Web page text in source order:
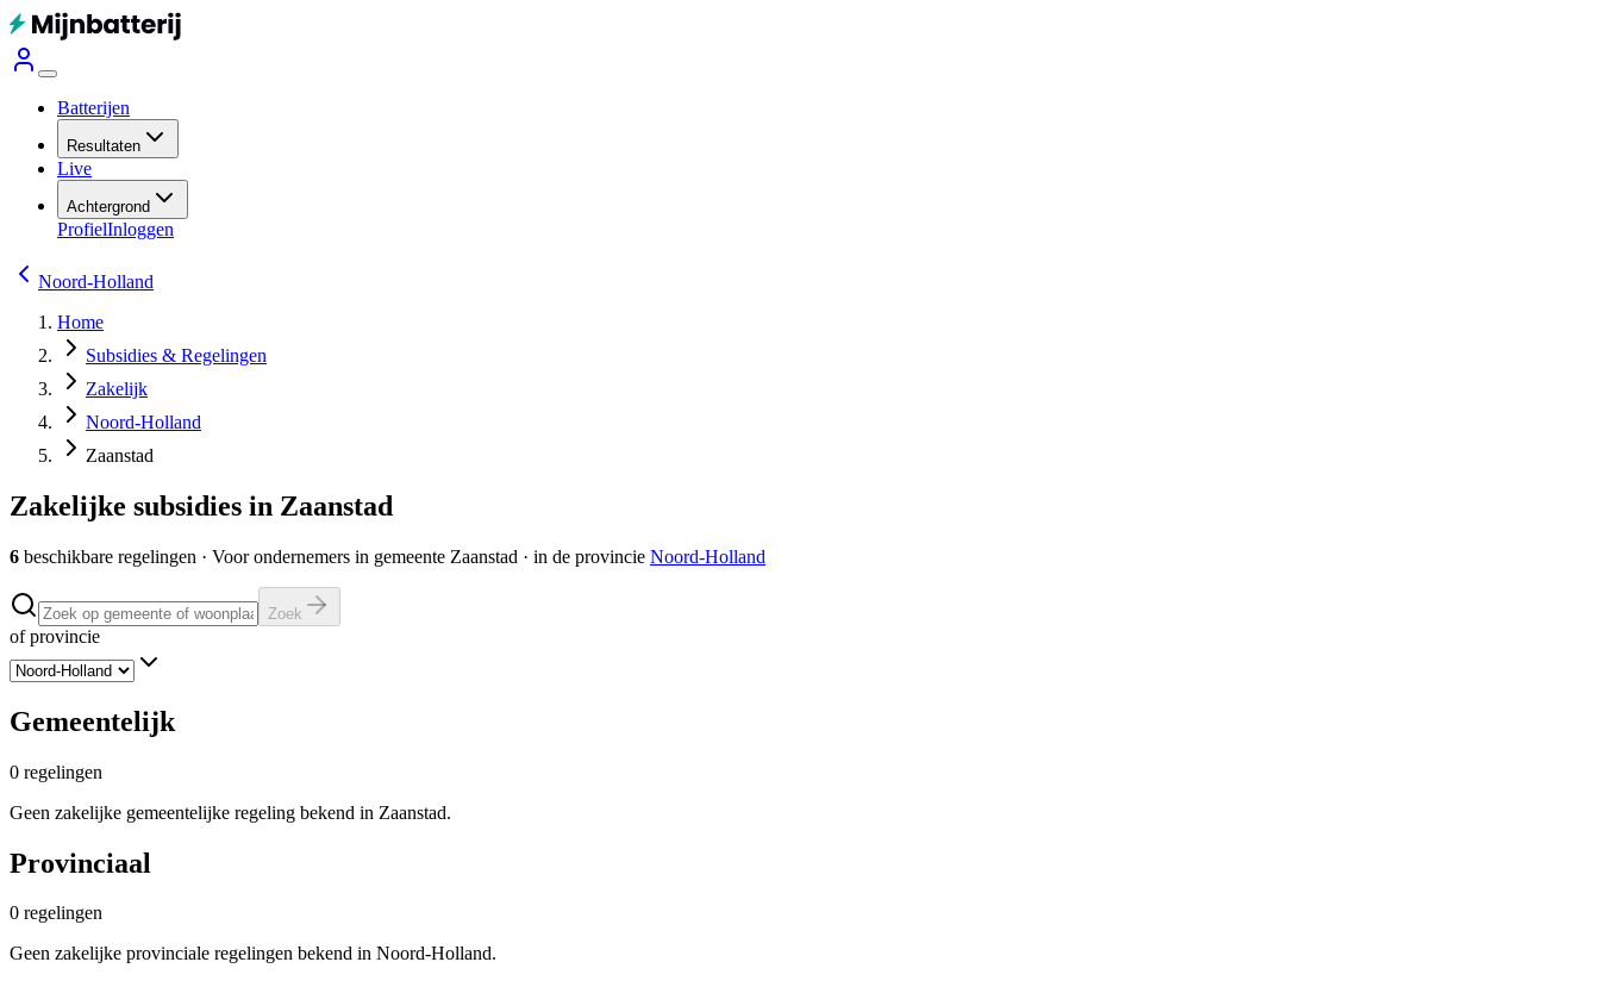
Batterijen
Resultaten
Live
Achtergrond
ProfielInloggen
Noord-Holland
Home
Subsidies & Regelingen
Zakelijk
Noord-Holland
Zaanstad
Zakelijke subsidies in Zaanstad
6 beschikbare regelingen · Voor ondernemers in gemeente Zaanstad · in de provincie Noord-Holland
Zoek
of provincie
Gemeentelijk
0 regelingen
Geen zakelijke gemeentelijke regeling bekend in Zaanstad.
Provinciaal
0 regelingen
Geen zakelijke provinciale regelingen bekend in Noord-Holland.